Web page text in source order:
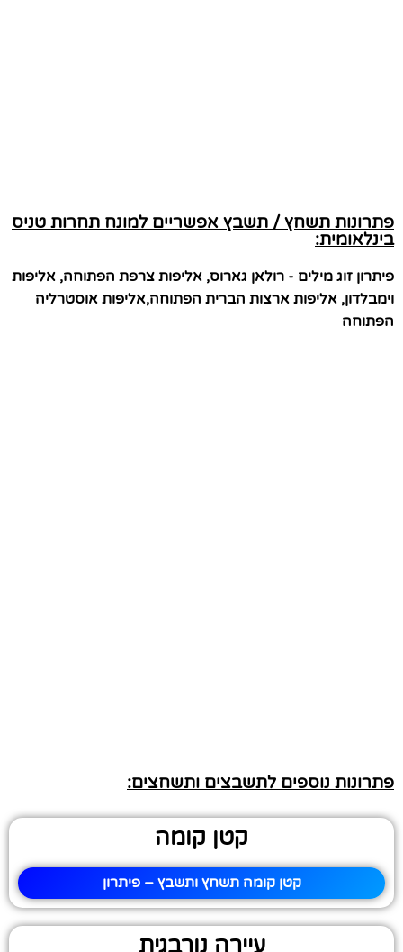
פתרונות תשחץ / תשבץ אפשריים למונח תחרות טניס
בינלאומית:
פיתרון זוג מילים - רולאן גארוס, אליפות צרפת הפתוחה, אליפות
וימבלדון, אליפות ארצות הברית הפתוחה,אליפות אוסטרליה
הפתוחה
פתרונות נוספים לתשבצים ותשחצים:
קטן קומה
קטן קומה תשחץ ותשבץ – פיתרון
עיירה נורבגית